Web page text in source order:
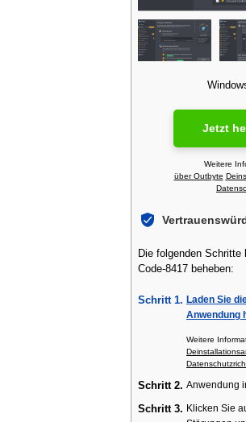
Jetzt
Weitere
über Outbyte
Die folgenden Schritte
Code-8417 beheben:
Schritt 1. Laden Sie
Anwendung
Weitere
Schritt 2. Anwendung
Schritt 3. Klicken Sie